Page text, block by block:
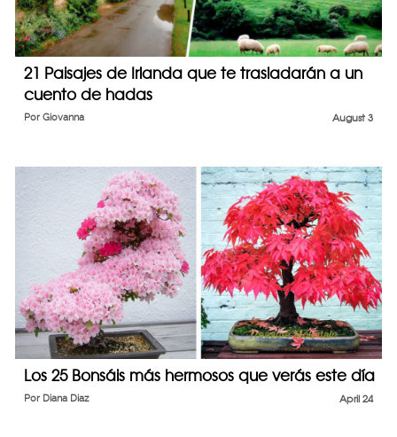
21 Paisajes de Irlanda que te trasladarán a un
cuento de hadas
August 3
Por Giovanna
Los 25 Bonsáis más hermosos que verás este día
April 24
Por Diana Diaz